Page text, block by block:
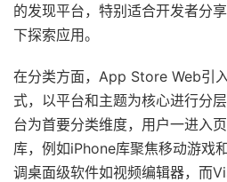
的发现平台，特别适合开发者分
下探索应用。
在分类方面，App Store Web引
式，以平台和主题为核心进行分
台为首要分类维度，用户一进入
库，例如iPhone库聚焦移动游戏
调桌面级软件如视频编辑器，而